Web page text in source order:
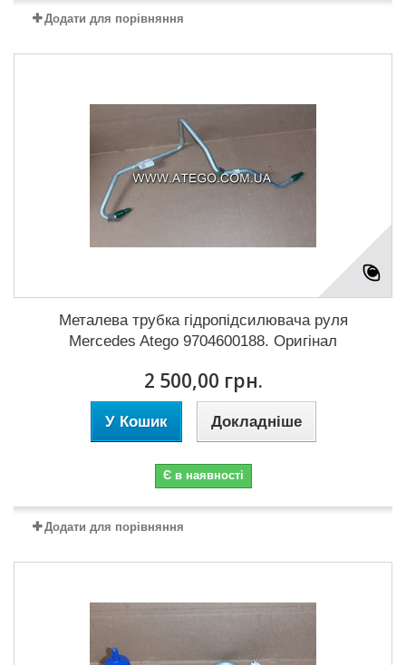
Додати для порівняння
Металева трубка гідропідсилювача руля
Mercedes Atego 9704600188. Оригінал
2 500,00 грн.
У Кошик Докладніше
Є в наявності
Додати для порівняння